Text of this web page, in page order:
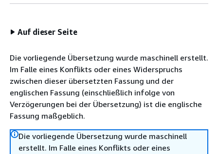
Auf dieser Seite
Die vorliegende Übersetzung wurde maschinell erstellt.
Im Falle eines Konflikts oder eines Widerspruchs
zwischen dieser übersetzten Fassung und der
englischen Fassung (einschließlich infolge von
Verzögerungen bei der Übersetzung) ist die englische
Fassung maßgeblich.
Die vorliegende Übersetzung wurde maschinell
erstellt. Im Falle eines Konflikts oder eines